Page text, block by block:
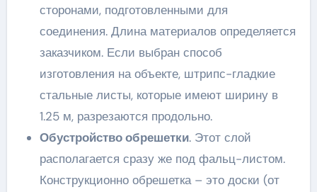
сторонами, подготовленными для
соединения. Длина материалов определяется
заказчиком. Если выбран способ
изготовления на объекте, штрипс-гладкие
стальные листы, которые имеют ширину в
1.25 м, разрезаются продольно.
Обустройство обрешетки. Этот слой
располагается сразу же под фальц-листом.
Конструкционно обрешетка – это доски (от